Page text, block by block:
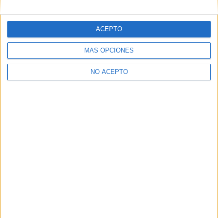
MÁS OPCIONES
NO ACEPTO
ACEPTO